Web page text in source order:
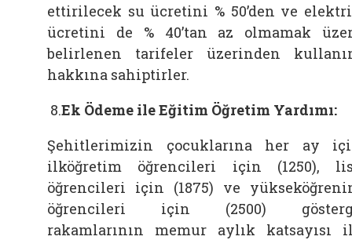
ettirilecek su ücretini % 50’den ve
ücretini de % 40’tan az olmamak
belirlenen tarifeler üzerinden
hakkına sahiptirler.
8.Ek Ödeme ile Eğitim Öğretim Yardımı:
Şehitlerimizin çocuklarına her ay
ilköğretim öğrencileri için (1250),
öğrencileri için (1875) ve
öğrencileri için (2500)
rakamlarının memur aylık katsayısı